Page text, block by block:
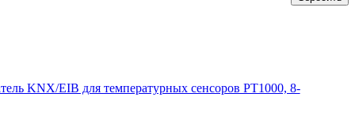
KNX/EIB для температурных сенсоров PT1000, 8-